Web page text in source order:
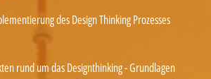
des Design Thinking Prozesses
rund um das Designthinking - Grundlagen